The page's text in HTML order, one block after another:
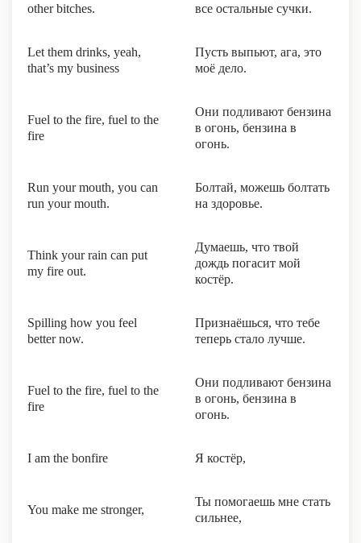
other bitches.
все остальные сучки.
Let them drinks, yeah,
that’s my business
Пусть выпьют, ага, это
моё дело.
Fuel to the fire, fuel to the
fire
Они подливают бензина
в огонь, бензина в
огонь.
Run your mouth, you can
run your mouth.
Болтай, можешь болтать
на здоровье.
Think your rain can put
my fire out.
Думаешь, что твой
дождь погасит мой
костёр.
Spilling how you feel
better now.
Признаёшься, что тебе
теперь стало лучше.
Fuel to the fire, fuel to the
fire
Они подливают бензина
в огонь, бензина в
огонь.
I am the bonfire Я костёр,
You make me stronger,
Ты помогаешь мне стать
сильнее,